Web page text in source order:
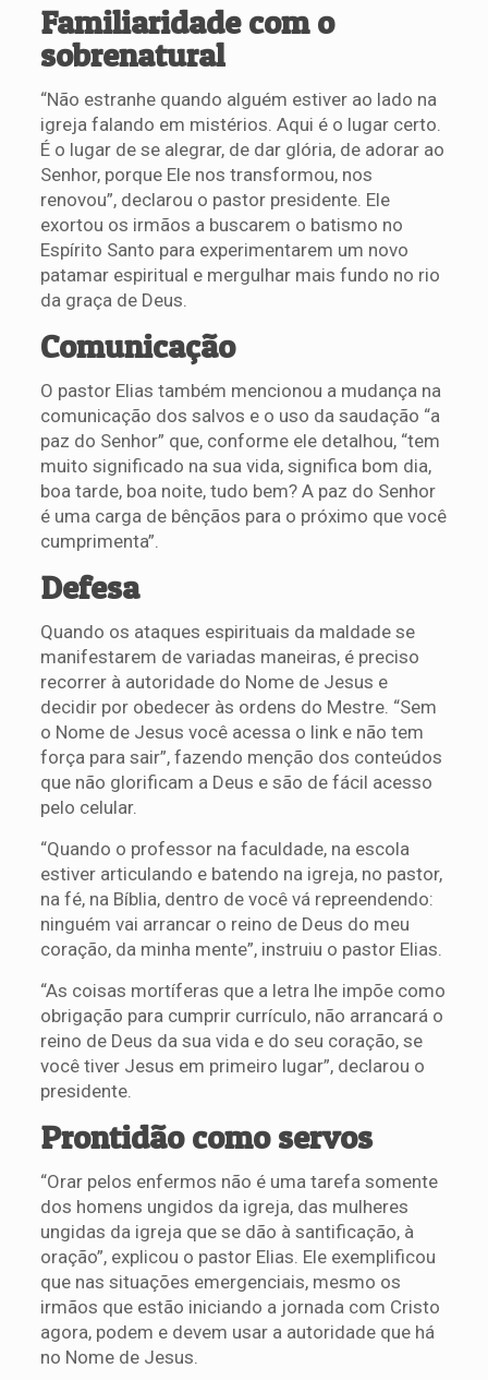
Familiaridade com o
sobrenatural
“Não estranhe quando alguém estiver ao lado na
igreja falando em mistérios. Aqui é o lugar certo.
É o lugar de se alegrar, de dar glória, de adorar ao
Senhor, porque Ele nos transformou, nos
renovou”, declarou o pastor presidente. Ele
exortou os irmãos a buscarem o batismo no
Espírito Santo para experimentarem um novo
patamar espiritual e mergulhar mais fundo no rio
da graça de Deus.
Comunicação
O pastor Elias também mencionou a mudança na
comunicação dos salvos e o uso da saudação “a
paz do Senhor” que, conforme ele detalhou, “tem
muito significado na sua vida, significa bom dia,
boa tarde, boa noite, tudo bem? A paz do Senhor
é uma carga de bênçãos para o próximo que você
cumprimenta”.
Defesa
Quando os ataques espirituais da maldade se
manifestarem de variadas maneiras, é preciso
recorrer à autoridade do Nome de Jesus e
decidir por obedecer às ordens do Mestre. “Sem
o Nome de Jesus você acessa o link e não tem
força para sair”, fazendo menção dos conteúdos
que não glorificam a Deus e são de fácil acesso
pelo celular.
“Quando o professor na faculdade, na escola
estiver articulando e batendo na igreja, no pastor,
na fé, na Bíblia, dentro de você vá repreendendo:
ninguém vai arrancar o reino de Deus do meu
coração, da minha mente”, instruiu o pastor Elias.
“As coisas mortíferas que a letra lhe impõe como
obrigação para cumprir currículo, não arrancará o
reino de Deus da sua vida e do seu coração, se
você tiver Jesus em primeiro lugar”, declarou o
presidente.
Prontidão como servos
“Orar pelos enfermos não é uma tarefa somente
dos homens ungidos da igreja, das mulheres
ungidas da igreja que se dão à santificação, à
oração”, explicou o pastor Elias. Ele exemplificou
que nas situações emergenciais, mesmo os
irmãos que estão iniciando a jornada com Cristo
agora, podem e devem usar a autoridade que há
no Nome de Jesus.